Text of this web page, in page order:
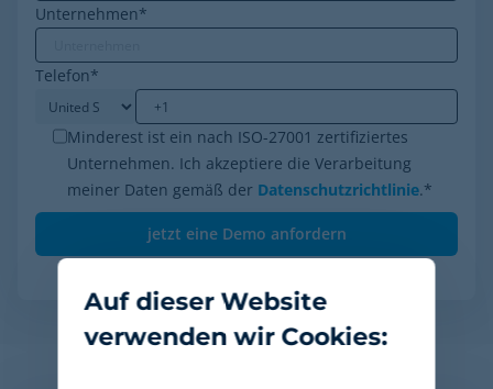
Unternehmen*
Telefon*
Minderest ist ein nach ISO-27001 zertifiziertes
Unternehmen. Ich akzeptiere die Verarbeitung
meiner Daten gemäß der Datenschutzrichtlinie.*
Auf dieser Website
verwenden wir Cookies: